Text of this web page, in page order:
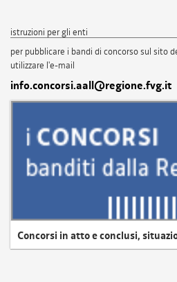
istruzioni per gli enti
per pubblicare i bandi di concorso sul sito
utilizzare l'e-mail
info.concorsi.aall@regione.fvg.it
Concorsi in atto e conclusi,